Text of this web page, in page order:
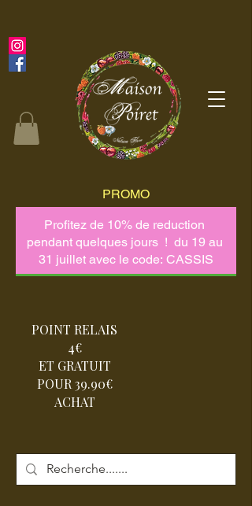
POINT RELAIS
4€
ET GRATUIT
POUR 39.90€
ACHAT
PROMO